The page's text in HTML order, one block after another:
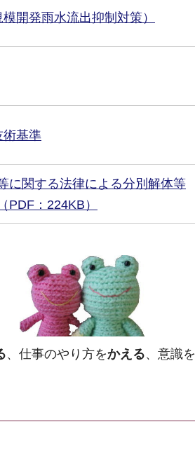
開発雨水流出抑制対策）
術基準
に関する法律による分別解体等
PDF：224KB）
、仕事のやり方をかえる、意識を